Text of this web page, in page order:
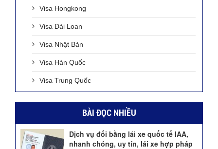
Visa Hongkong
Visa Đài Loan
Visa Nhật Bản
Visa Hàn Quốc
Visa Trung Quốc
BÀI ĐỌC NHIỀU
Dịch vụ đổi bằng lái xe quốc tế IAA,
nhanh chóng, uy tín, lái xe hợp pháp